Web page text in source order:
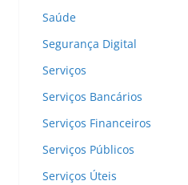
Saúde
Segurança Digital
Serviços
Serviços Bancários
Serviços Financeiros
Serviços Públicos
Serviços Úteis